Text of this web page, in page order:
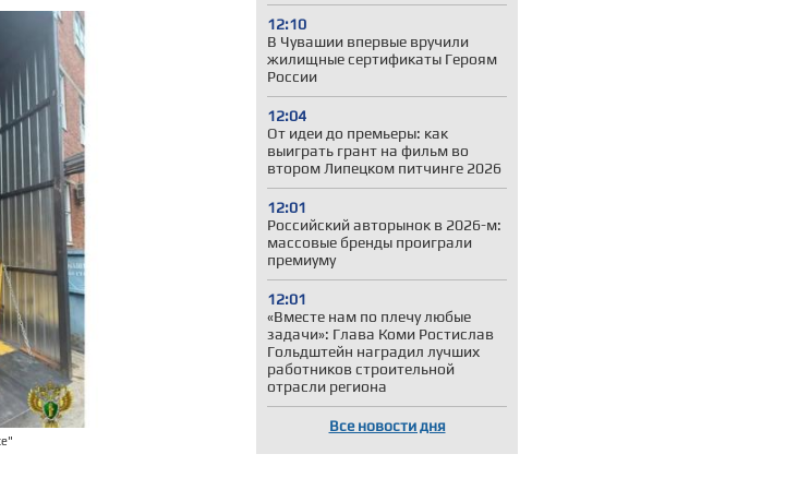
12:10
В Чувашии впервые вручили
жилищные сертификаты Героям
России
12:04
От идеи до премьеры: как
выиграть грант на фильм во
втором Липецком питчинге 2026
12:01
Российский авторынок в 2026-м:
массовые бренды проиграли
премиуму
12:01
«Вместе нам по плечу любые
задачи»: Глава Коми Ростислав
Гольдштейн наградил лучших
работников строительной
отрасли региона
Все новости дня